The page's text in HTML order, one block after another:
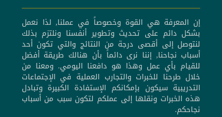
إن المعرفة هي القوة وخصوصاً في عملنا, لذا نعمل
بشكل دائم على تحديث وتطوير أنفسنا ونلتزم بذلك
لنتوصل إلى أقصى درجة من النتائج والتي تكون أحد
أسباب نجاحنا, إننا نرى دائماً بأن هنالك طريقة أفضل
للقيام بأي عمل وهذا هو دافعنا اليومي. ومعنا من
خلال طرحنا للخبرات والتجارب العملية في الإجتماعات
التدريبية سيكون بإمكانكم الإستفادة الكبيرة وتبادل
هذه الخبرات ونقلها إلى عملكم لتكون سبب من أسباب
نجاحكم.